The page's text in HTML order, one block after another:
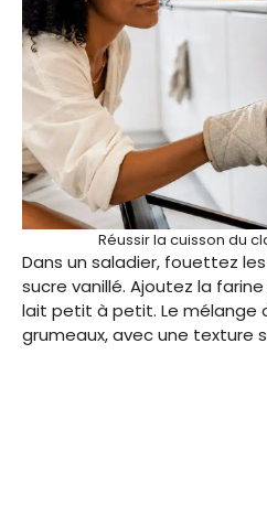
Réussir la cuisson du
Dans un saladier, fouettez
sucre vanillé. Ajoutez la
lait petit à petit. Le mélange
grumeaux, avec une texture